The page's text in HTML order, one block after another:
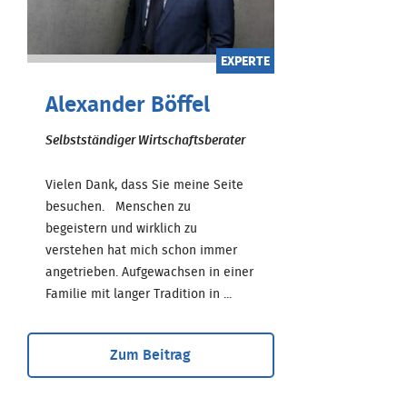
EXPERTE
Alexander Böffel
Selbstständiger Wirtschaftsberater
Vielen Dank, dass Sie meine Seite
besuchen. Menschen zu
begeistern und wirklich zu
verstehen hat mich schon immer
angetrieben. Aufgewachsen in einer
Familie mit langer Tradition in ...
Zum Beitrag